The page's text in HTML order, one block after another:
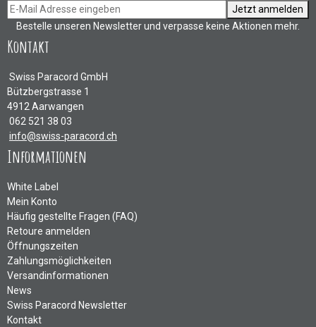
Jetzt anmelden
Bestelle unseren Newsletter und verpasse keine Aktionen mehr.
Kontakt
Swiss Paracord GmbH
Bützbergstrasse 1
4912 Aarwangen
062 521 38 03
info@swiss-paracord.ch
Informationen
White Label
Mein Konto
Häufig gestellte Fragen (FAQ)
Retoure anmelden
Öffnungszeiten
Zahlungsmöglichkeiten
Versandinformationen
News
Swiss Paracord Newsletter
Kontakt